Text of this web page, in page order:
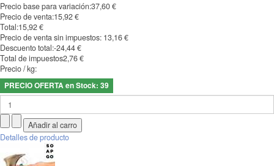
Precio base para variación:37,60 €
Precio de venta:15,92 €
Total:15,92 €
Precio de venta sin impuestos: 13,16 €
Descuento total:-24,44 €
Total de impuestos2,76 €
Precio / kg:
PRECIO OFERTA en Stock: 39
Detalles de producto